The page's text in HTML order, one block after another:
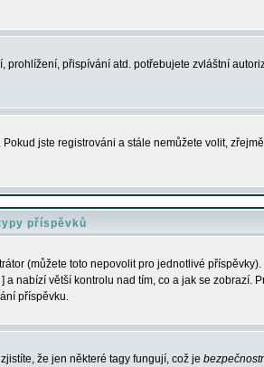
přispívání atd. potřebujete zvláštní
jste registrováni a stále nemůžete volit,
příspěvků
(můžete toto nepovolit pro jednotlivé
nabízí větší kontrolu nad tím, co a jak se zobrazí.
příspěvku.
že jen některé tagy fungují, což je